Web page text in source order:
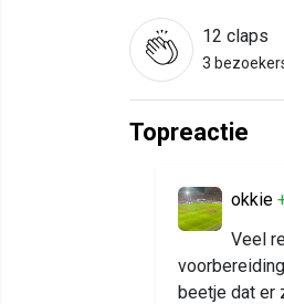
12 claps
3
Topreactie
okkie
Veel
beetje dat er